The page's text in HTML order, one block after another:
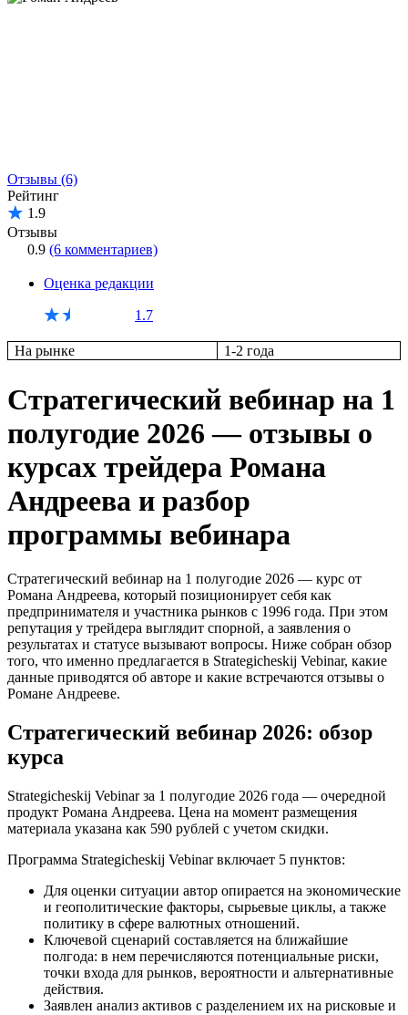
Отзывы (6)
Рейтинг
1.9
Отзывы
0.9 (6 комментариев)
Оценка редакции
1.7
На рынке 1-2 года
Стратегический вебинар на 1
полугодие 2026 — отзывы о
курсах трейдера Романа
Андреева и разбор
программы вебинара
Стратегический вебинар на 1 полугодие 2026 — курс от
Романа Андреева, который позиционирует себя как
предпринимателя и участника рынков с 1996 года. При этом
репутация у трейдера выглядит спорной, а заявления о
результатах и статусе вызывают вопросы. Ниже собран обзор
того, что именно предлагается в Strategicheskij Vebinar, какие
данные приводятся об авторе и какие встречаются отзывы о
Романе Андрееве.
Стратегический вебинар 2026: обзор
курса
Strategicheskij Vebinar за 1 полугодие 2026 года — очередной
продукт Романа Андреева. Цена на момент размещения
материала указана как 590 рублей с учетом скидки.
Программа Strategicheskij Vebinar включает 5 пунктов:
Для оценки ситуации автор опирается на экономические
и геополитические факторы, сырьевые циклы, а также
политику в сфере валютных отношений.
Ключевой сценарий составляется на ближайшие
полгода: в нем перечисляются потенциальные риски,
точки входа для рынков, вероятности и альтернативные
действия.
Заявлен анализ активов с разделением их на рисковые и